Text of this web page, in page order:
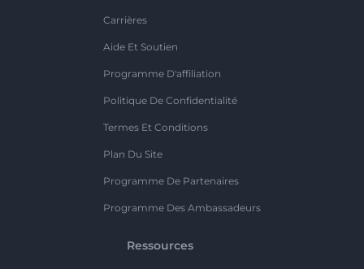
Carrières
Aide Et Soutien
Programme D'affiliation
Politique De Confidentialité
Termes Et Conditions
Plan Du Site
Programme De Partenaires
Programme Des Ambassadeurs
Ressources